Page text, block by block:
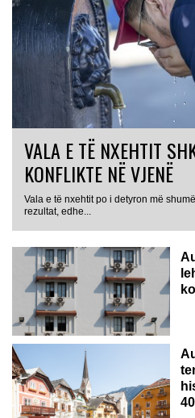
VALA E TË NXEHTIT
KONFLIKTE NË VJENË
Vala e të nxehtit po i detyron më
rezultat, edhe...
AUSTRI